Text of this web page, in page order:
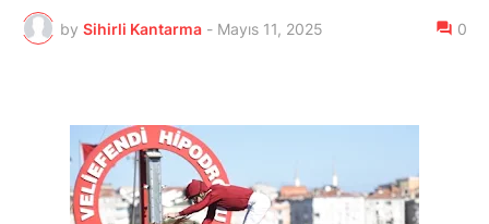
by Sihirli Kantarma - Mayıs 11, 2025 0